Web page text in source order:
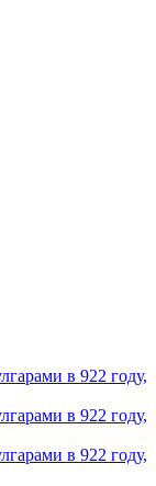
в 922 году,
в 922 году,
в 922 году,